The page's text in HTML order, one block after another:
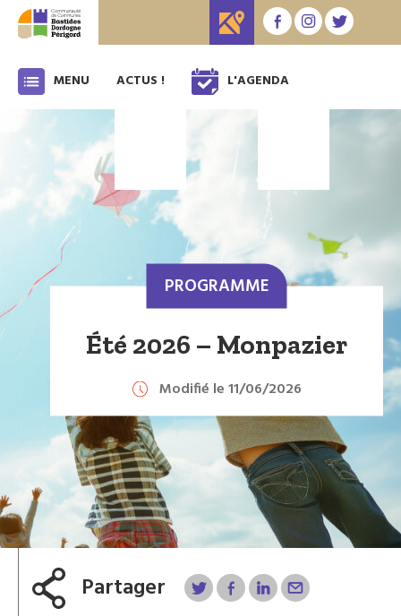
MENU ACTUS ! L'AGENDA
PROGRAMME
Été 2026 – Monpazier
Modifié le 11/06/2026
Partager